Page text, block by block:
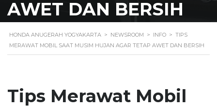
AWET DAN BERSIH
HONDA ANUGERAH YOGYAKARTA > NEWSROOM > INFO > TIPS
MERAWAT MOBIL SAAT MUSIM HUJAN AGAR TETAP AWET DAN BERSIH
Tips Merawat Mobil